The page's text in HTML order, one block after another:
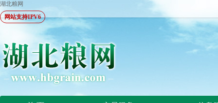
湖北粮网
网站支持IPV6